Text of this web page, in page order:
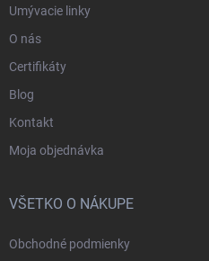
Umývacie linky
O nás
Certifikáty
Blog
Kontakt
Moja objednávka
VŠETKO O NÁKUPE
Obchodné podmienky